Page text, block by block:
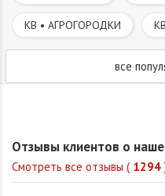
КВ • АГРОГОРОДКИ
все
Отзывы клиентов о
Смотреть все отзывы ( 1294